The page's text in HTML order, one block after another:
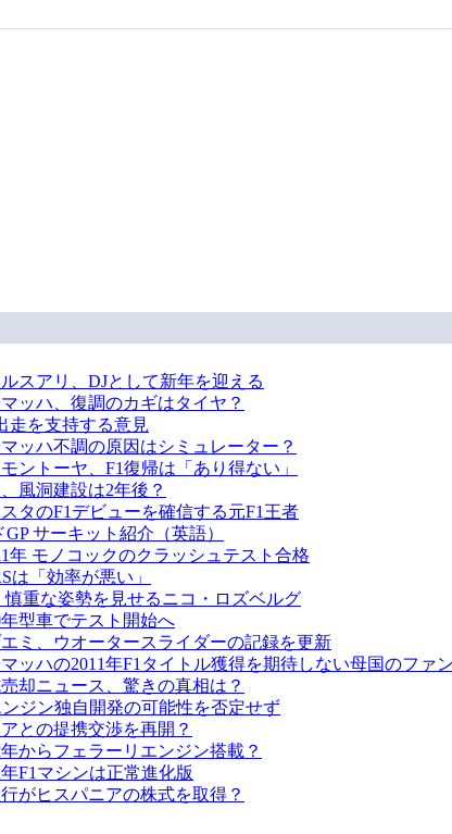
スアリ、DJとして新年を迎える
ッハ、復調のカギはタイヤ？
走を支持する意見
ッハ不調の原因はシミュレーター？
ントーヤ、F1復帰は「あり得ない」
風洞建設は2年後？
タのF1デビューを確信する元F1王者
GP サーキット紹介（英語）
年 モノコックのクラッシュテスト合格
は「効率が悪い」
慎重な姿勢を見せるニコ・ロズベルグ
年型車でテスト開始へ
ミ、ウオータースライダーの記録を更新
ッハの2011年F1タイトル獲得を期待しない母国のファン
却ニュース、驚きの真相は？
ンジン独自開発の可能性を否定せず
との提携交渉を再開？
年からフェラーリエンジン搭載？
F1マシンは正常進化版
がヒスパニアの株式を取得？